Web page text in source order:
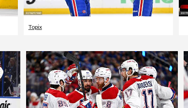
Topix